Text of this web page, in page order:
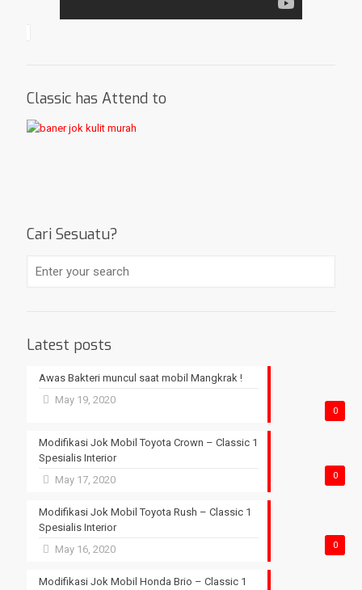
Classic has Attend to
Cari Sesuatu?
Latest posts
0
Awas Bakteri muncul saat mobil Mangkrak !
May 19, 2020
0
Modifikasi Jok Mobil Toyota Crown – Classic 1
Spesialis Interior
May 17, 2020
0
Modifikasi Jok Mobil Toyota Rush – Classic 1
Spesialis Interior
May 16, 2020
Modifikasi Jok Mobil Honda Brio – Classic 1